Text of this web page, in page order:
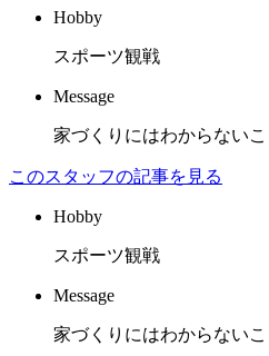
Hobby
スポーツ観戦
Message
家づくりにはわからない
このスタッフの記事を見る
Hobby
スポーツ観戦
Message
家づくりにはわからない